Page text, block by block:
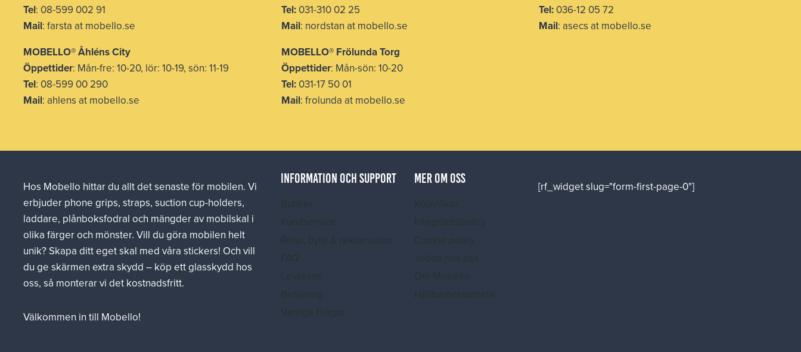
Tel: 08-599 002 91
Mail: farsta at mobello.se
MOBELLO® Åhléns City
Öppettider: Mån-fre: 10-20, lör: 10-19, sön: 11-19
Tel: 08-599 00 290
Mail: ahlens at mobello.se
Tel: 031-310 02 25
Mail: nordstan at mobello.se
MOBELLO® Frölunda Torg
Öppettider: Mån-sön: 10-20
Tel: 031-17 50 01
Mail: frolunda at mobello.se
Tel: 036-12 05 72
Mail: asecs at mobello.se
Hos Mobello hittar du allt det senaste för mobilen. Vi
erbjuder phone grips, straps, suction cup-holders,
laddare, plånboksfodral och mängder av mobilskal i
olika färger och mönster. Vill du göra mobilen helt
unik? Skapa ditt eget skal med våra stickers! Och vill
du ge skärmen extra skydd – köp ett glasskydd hos
oss, så monterar vi det kostnadsfritt.
Välkommen in till Mobello!
INFORMATION OCH SUPPORT
Butiker
Kundservice
Retur, byte & reklamation
FAQ
Leverans
Betalning
Vanliga Frågor
MER OM OSS
Köpvillkor
Integritetspolicy
Cookie policy
Jobba hos oss
Om Mobello
Hållbarhetsarbete
[rf_widget slug="form-first-page-0"]